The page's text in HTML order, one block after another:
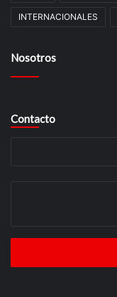
INTERNACIONALES
Nosotros
Contacto